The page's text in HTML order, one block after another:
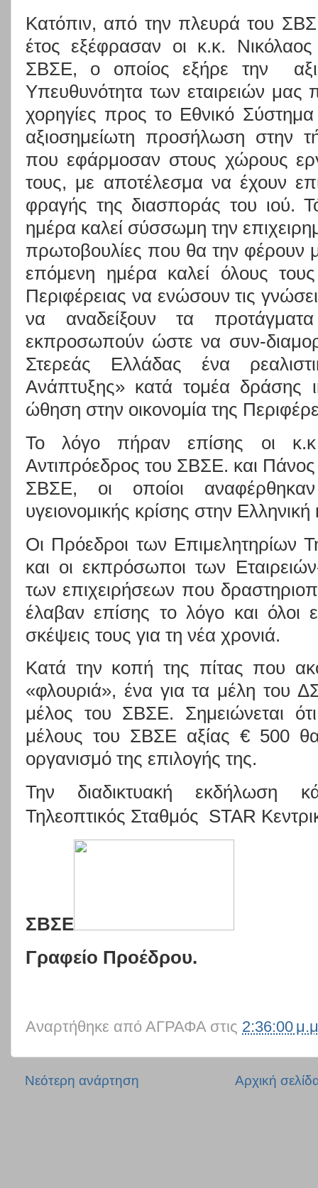
Κατόπιν, από την πλευρά του
έτος εξέφρασαν οι κ.κ.
ΣΒΣΕ, ο οποίος εξήρε την
Υπευθυνότητα των εταιρειών μας
χορηγίες προς το Εθνικό Σύστημα
αξιοσημείωτη προσήλωση στην
που εφάρμοσαν στους χώρους
τους, με αποτέλεσμα να έχουν
φραγής της διασποράς του ιού.
ημέρα καλεί σύσσωμη την
πρωτοβουλίες που θα την φέρουν
επόμενη ημέρα καλεί όλους
Περιφέρειας να ενώσουν τις
να αναδείξουν τα
εκπροσωπούν ώστε να συν-
Στερεάς Ελλάδας ένα
Ανάπτυξης» κατά τομέα δράσης
ώθηση στην οικονομία της
Το λόγο πήραν επίσης οι κ.κ
Αντιπρόεδρος του ΣΒΣΕ. και
ΣΒΣΕ, οι οποίοι
υγειονομικής κρίσης στην Ελληνική
Οι Πρόεδροι των Επιμελητηρίων
και οι εκπρόσωποι των
των επιχειρήσεων που
έλαβαν επίσης το λόγο και όλοι
σκέψεις τους για τη νέα χρονιά.
Κατά την κοπή της πίτας που
«φλουριά», ένα για τα μέλη του
μέλος του ΣΒΣΕ. Σημειώνεται
μέλους του ΣΒΣΕ αξίας € 500 θα
οργανισμό της επιλογής της.
Την διαδικτυακή εκδήλωση
Τηλεοπτικός Σταθμός STAR
ΣΒΣΕ
Γραφείο Προέδρου.
Αναρτήθηκε από ΑΓΡΑΦΑ στις 2:36:00
Νεότερη ανάρτηση Αρχική